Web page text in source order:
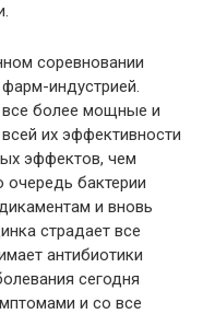
соревновании
индустрией.
более мощные и
их эффективности
эффектов, чем
бактерии
и вновь
страдает все
антибиотики
сегодня
и со все